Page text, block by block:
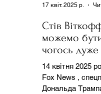
Стів
можемо
чогось
для світу»
означає?
14 квітня 2025
Fox News ,
Дональда
17 квіт. 2025 р.